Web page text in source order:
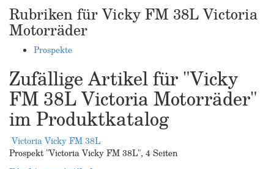
Rubriken für Vicky FM 38L Victoria
Motorräder
Prospekte
Zufällige Artikel für "Vicky
FM 38L Victoria Motorräder"
im Produktkatalog
Victoria Vicky FM 38L
Prospekt "Victoria Vicky FM 38L", 4 Seiten